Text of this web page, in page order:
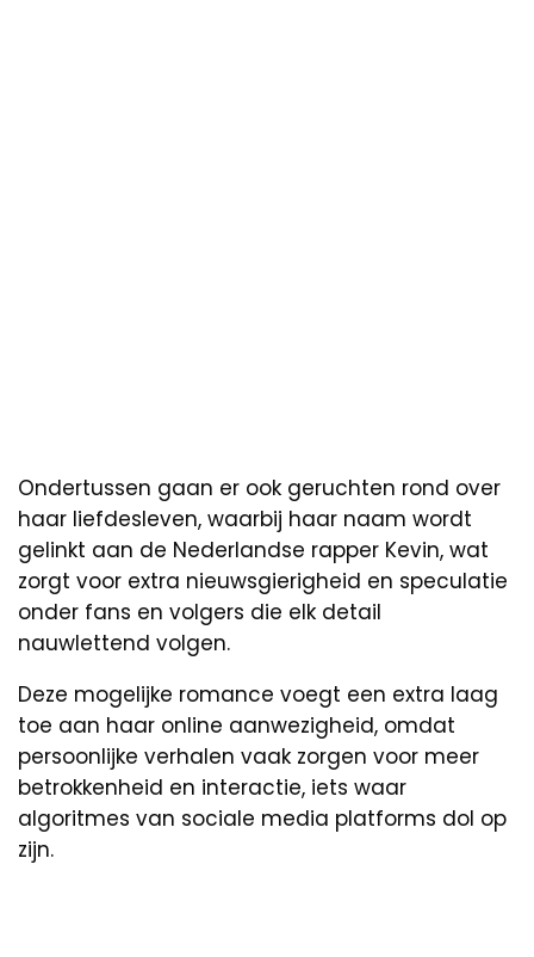
Ondertussen gaan er ook geruchten rond over
haar liefdesleven, waarbij haar naam wordt
gelinkt aan de Nederlandse rapper Kevin, wat
zorgt voor extra nieuwsgierigheid en speculatie
onder fans en volgers die elk detail
nauwlettend volgen.
Deze mogelijke romance voegt een extra laag
toe aan haar online aanwezigheid, omdat
persoonlijke verhalen vaak zorgen voor meer
betrokkenheid en interactie, iets waar
algoritmes van sociale media platforms dol op
zijn.